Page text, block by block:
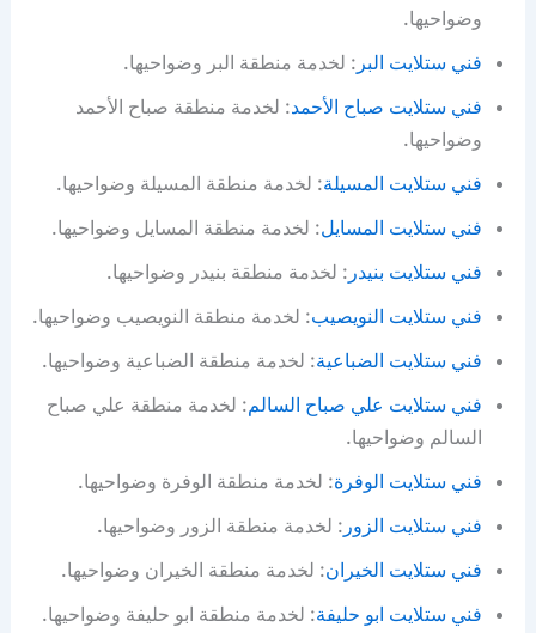
وضواحيها.
فني ستلايت البر : لخدمة منطقة البر وضواحيها.
فني ستلايت صباح الأحمد: لخدمة منطقة صباح الأحمد
وضواحيها.
فني ستلايت المسيلة: لخدمة منطقة المسيلة وضواحيها.
فني ستلايت المسايل: لخدمة منطقة المسايل وضواحيها.
فني ستلايت بنيدر : لخدمة منطقة بنيدر وضواحيها.
فني ستلايت النويصيب: لخدمة منطقة النويصيب وضواحيها.
فني ستلايت الضباعية: لخدمة منطقة الضباعية وضواحيها.
فني ستلايت علي صباح السالم: لخدمة منطقة علي صباح
السالم وضواحيها.
فني ستلايت الوفرة: لخدمة منطقة الوفرة وضواحيها.
فني ستلايت الزور : لخدمة منطقة الزور وضواحيها.
فني ستلايت الخيران: لخدمة منطقة الخيران وضواحيها.
فني ستلايت ابو حليفة: لخدمة منطقة ابو حليفة وضواحيها.